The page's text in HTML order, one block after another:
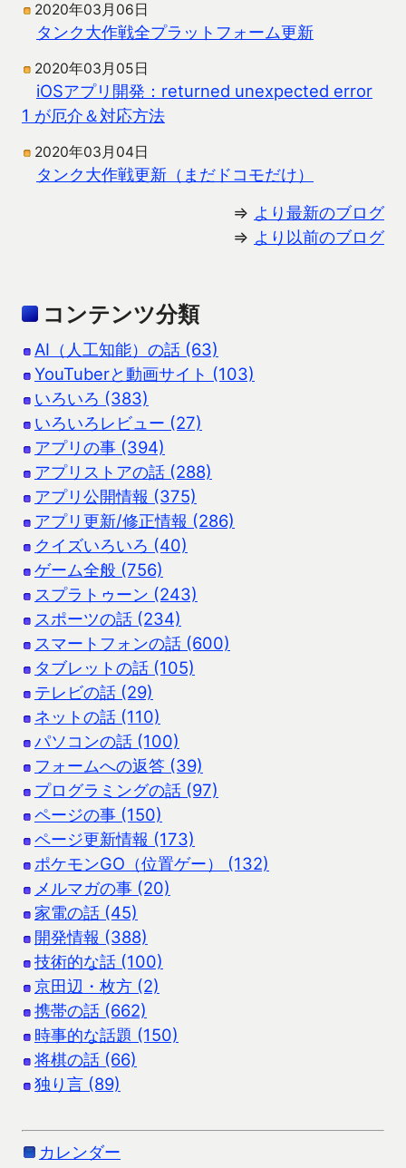
2020年03月06日
タンク大作戦全プラットフォーム更新
2020年03月05日
iOSアプリ開発：returned unexpected error
1 が厄介＆対応方法
2020年03月04日
タンク大作戦更新（まだドコモだけ）
⇒ より最新のブログ
⇒ より以前のブログ
コンテンツ分類
AI（人工知能）の話 (63)
YouTuberと動画サイト (103)
いろいろ (383)
いろいろレビュー (27)
アプリの事 (394)
アプリストアの話 (288)
アプリ公開情報 (375)
アプリ更新/修正情報 (286)
クイズいろいろ (40)
ゲーム全般 (756)
スプラトゥーン (243)
スポーツの話 (234)
スマートフォンの話 (600)
タブレットの話 (105)
テレビの話 (29)
ネットの話 (110)
パソコンの話 (100)
フォームへの返答 (39)
プログラミングの話 (97)
ページの事 (150)
ページ更新情報 (173)
ポケモンGO（位置ゲー） (132)
メルマガの事 (20)
家電の話 (45)
開発情報 (388)
技術的な話 (100)
京田辺・枚方 (2)
携帯の話 (662)
時事的な話題 (150)
将棋の話 (66)
独り言 (89)
カレンダー